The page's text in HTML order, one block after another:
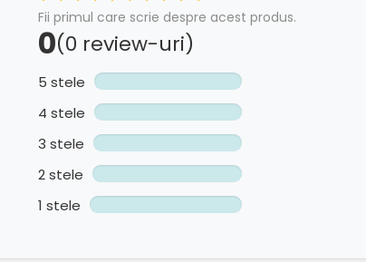
Fii primul care scrie despre acest produs.
0(0 review-uri)
5 stele
4 stele
3 stele
2 stele
1 stele